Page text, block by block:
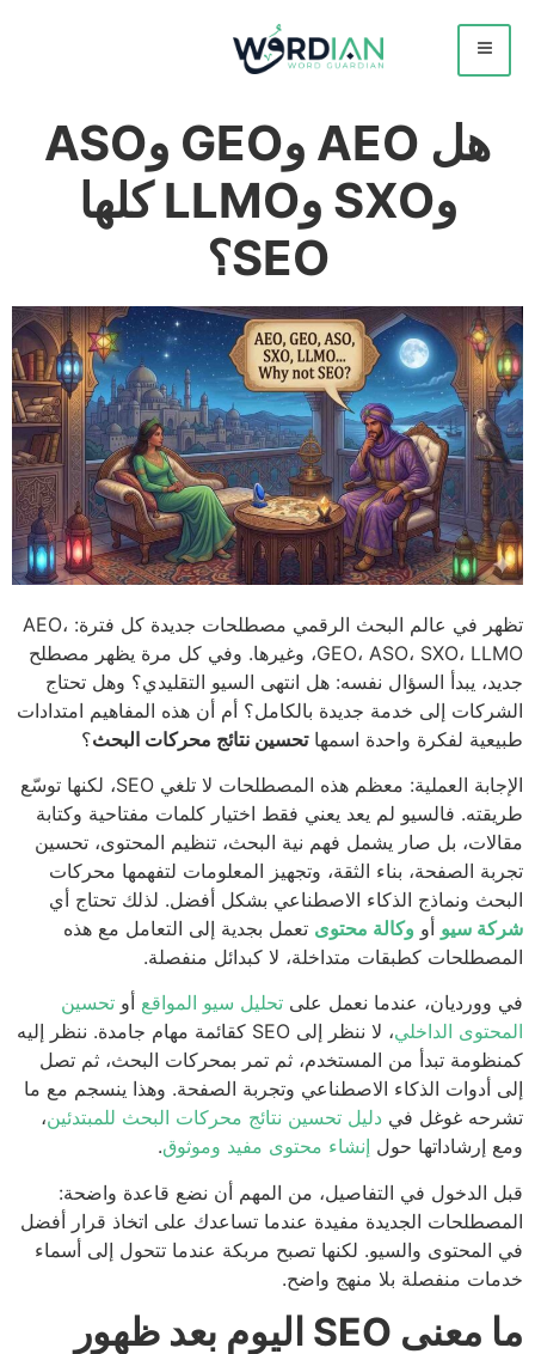
هل AEO وGEO وASO
وSXO وLLMO كلها
SEO؟
تظهر في عالم البحث الرقمي مصطلحات جديدة كل فترة: AEO،
GEO، ASO، SXO، LLMO، وغيرها. وفي كل مرة يظهر مصطلح
يبدأ السؤال نفسه: هل انتهى السيو التقليدي؟ وهل تحتاج
إلى خدمة جديدة بالكامل؟ أم أن هذه المفاهيم امتدادات
لفكرة واحدة اسمهاتحسين نتائج محركات البحث؟
الإجابة العملية: معظم هذه المصطلحات لا تلغي SEO، لكنها توسّع
فالسيو لم يعد يعني فقط اختيار كلمات مفتاحية وكتابة
بل صار يشمل فهم نية البحث، تنظيم المحتوى، تحسين
الصفحة، بناء الثقة، وتجهيز المعلومات لتفهمها محركات
ونماذج الذكاء الاصطناعي بشكل أفضل. لذلك تحتاج أي
سيو أو وكالة محتوىتعمل بجدية إلى التعامل مع هذه
كطبقات متداخلة، لا كبدائل منفصلة.
عندما نعمل على تحليل سيو المواقعأو تحسين
الداخلي
، لا ننظر إلى SEO كقائمة مهام جامدة. ننظر إليه
تبدأ من المستخدم، ثم تمر بمحركات البحث، ثم تصل
أدوات الذكاء الاصطناعي وتجربة الصفحة. وهذا ينسجم مع ما
غوغل في دليل تحسين نتائج محركات البحث للمبتدئين،
إرشاداتها حول إنشاء محتوى مفيد وموثوق.
الدخول في التفاصيل، من المهم أن نضع قاعدة واضحة:
الجديدة مفيدة عندما تساعدك على اتخاذ قرار أفضل
والسيو. لكنها تصبح مربكة عندما تتحول إلى أسماء
منفصلة بلا منهج واضح.
ما معنى SEO اليوم بعد ظهور